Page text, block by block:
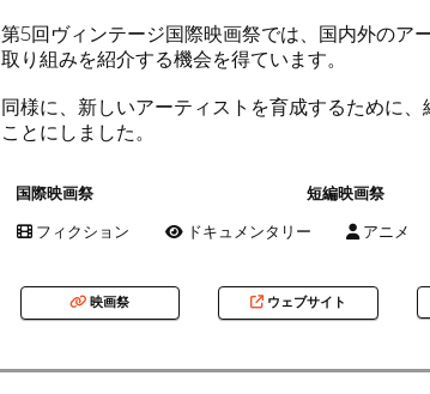
第5回ヴィンテージ国際映画祭では、国内外のア
取り組みを紹介する機会を得ています。
同様に、新しいアーティストを育成するために
ことにしました。
国際映画祭 短編映画祭
フィクション ドキュメンタリー アニメ
映画祭 ウェブサイト